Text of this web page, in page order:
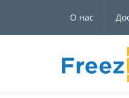
О нас